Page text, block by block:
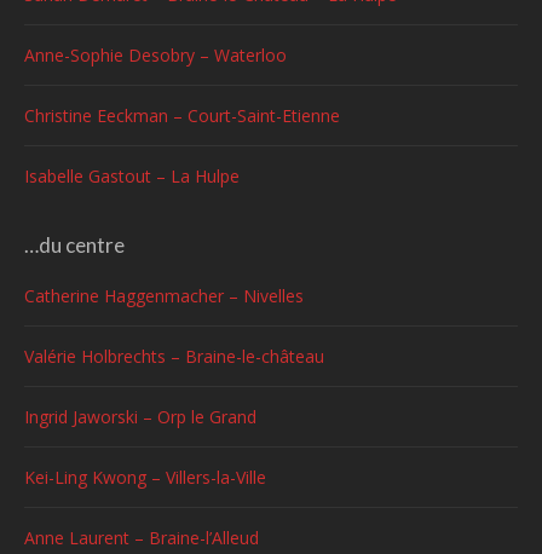
Anne-Sophie Desobry – Waterloo
Christine Eeckman – Court-Saint-Etienne
Isabelle Gastout – La Hulpe
…du centre
Catherine Haggenmacher – Nivelles
Valérie Holbrechts – Braine-le-château
Ingrid Jaworski – Orp le Grand
Kei-Ling Kwong – Villers-la-Ville
Anne Laurent – Braine-l’Alleud